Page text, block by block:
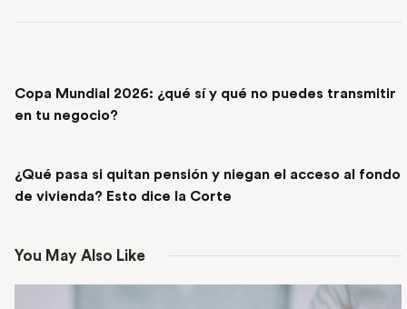
Copa Mundial 2026: ¿qué sí y qué no puedes transmitir
en tu negocio?
¿Qué pasa si quitan pensión y niegan el acceso al fondo
de vivienda? Esto dice la Corte
You May Also Like